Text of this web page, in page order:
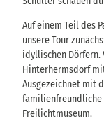
Auf einem Teil des
unsere Tour
idyllischen Dörfern.
Hinterhermsdorf
Ausgezeichnet mit
familienfreundliche
Freilichtmuseum.